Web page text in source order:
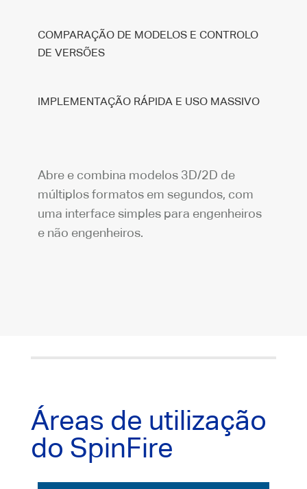
COMPARAÇÃO DE MODELOS E CONTROLO
DE VERSÕES
IMPLEMENTAÇÃO RÁPIDA E USO MASSIVO
Abre e combina modelos 3D/2D de
múltiplos formatos em segundos, com
uma interface simples para engenheiros
e não engenheiros.
Áreas de utilização
do SpinFire